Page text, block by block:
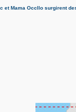
Mama Occllo surgirent